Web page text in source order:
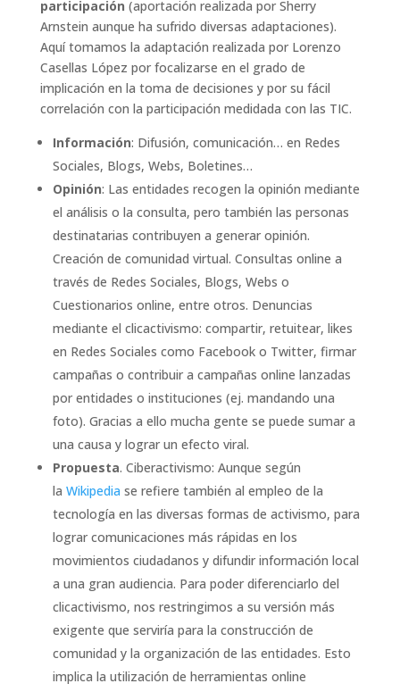
participación (aportación realizada por Sherry
Arnstein aunque ha sufrido diversas adaptaciones).
Aquí tomamos la adaptación realizada por Lorenzo
Casellas López por focalizarse en el grado de
implicación en la toma de decisiones y por su fácil
correlación con la participación medidada con las TIC.
Información: Difusión, comunicación… en Redes
Sociales, Blogs, Webs, Boletines…
Opinión: Las entidades recogen la opinión mediante
el análisis o la consulta, pero también las personas
destinatarias contribuyen a generar opinión.
Creación de comunidad virtual. Consultas online a
través de Redes Sociales, Blogs, Webs o
Cuestionarios online, entre otros. Denuncias
mediante el clicactivismo: compartir, retuitear, likes
en Redes Sociales como Facebook o Twitter, firmar
campañas o contribuir a campañas online lanzadas
por entidades o instituciones (ej. mandando una
foto). Gracias a ello mucha gente se puede sumar a
una causa y lograr un efecto viral.
Propuesta. Ciberactivismo: Aunque según
la Wikipedia se refiere también al empleo de la
tecnología en las diversas formas de activismo, para
lograr comunicaciones más rápidas en los
movimientos ciudadanos y difundir información local
a una gran audiencia. Para poder diferenciarlo del
clicactivismo, nos restringimos a su versión más
exigente que serviría para la construcción de
comunidad y la organización de las entidades. Esto
implica la utilización de herramientas online